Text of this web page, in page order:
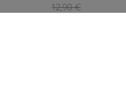
12,90 €